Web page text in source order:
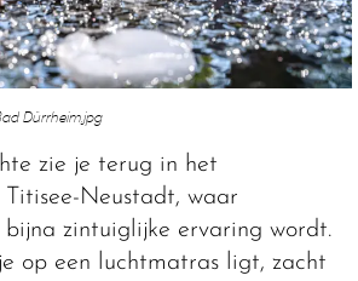
Dürrheim.jpg
zie je terug in het
Titisee-Neustadt, waar
bijna zintuiglijke ervaring wordt.
op een luchtmatras ligt, zacht